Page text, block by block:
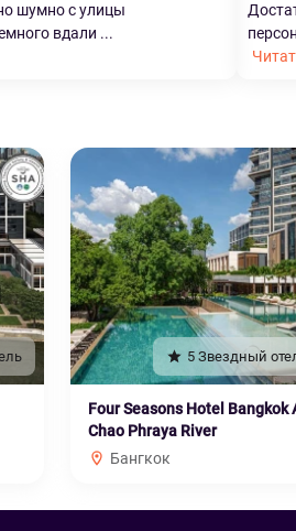
шумно с улицы
вдали ...
5 Звездный
Four Seasons Hotel Bangkok
Chao Phraya River
Бангкок